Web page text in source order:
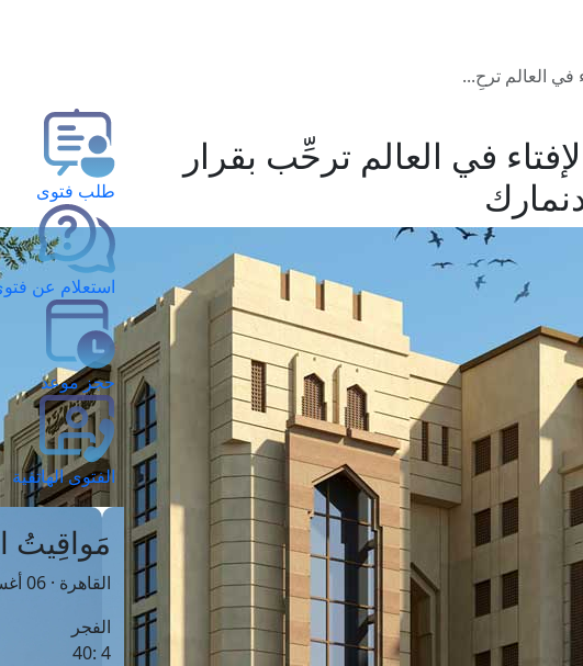
في العالم ترحِ...
في العالم ترحِّب بقرار
طلب فتوى
استعلام عن
حجز موعد
الفتوى الهاتفية
مَواقِيتُ
القاهرة · 06 أغسطس 2026 م
الفجر
4 :40